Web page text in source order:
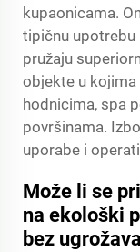
kupaonicama.
tipičnu upotrebu
pružaju
objekte u
hodnicima, spa
površinama.
uporabe i
Može li se
na ekološki
bez